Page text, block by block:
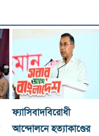
ফ্যাসিবাদবিরোধী
আন্দোলনে হত্যাকাণ্ডের